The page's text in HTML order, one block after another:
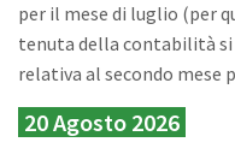
per il mese di luglio (per
tenuta della contabilità
relativa al secondo mese
20 Agosto 2026